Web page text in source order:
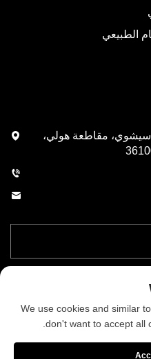
الطبيعي
رقم 619، طريق سيشوي، مقاطعة هولي،
للصناعات المحدودة. جميع
We use cookies and similar
don't want to accept all